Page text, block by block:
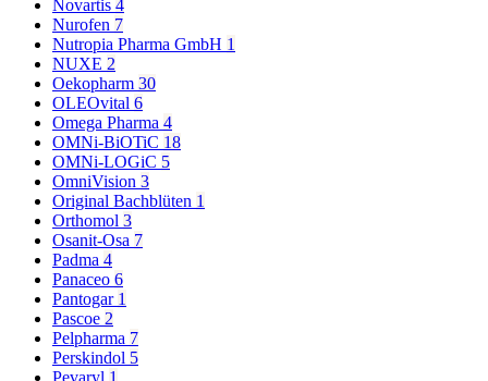
Novartis 4
Nurofen 7
Nutropia Pharma GmbH 1
NUXE 2
Oekopharm 30
OLEOvital 6
Omega Pharma 4
OMNi-BiOTiC 18
OMNi-LOGiC 5
OmniVision 3
Original Bachblüten 1
Orthomol 3
Osanit-Osa 7
Padma 4
Panaceo 6
Pantogar 1
Pascoe 2
Pelpharma 7
Perskindol 5